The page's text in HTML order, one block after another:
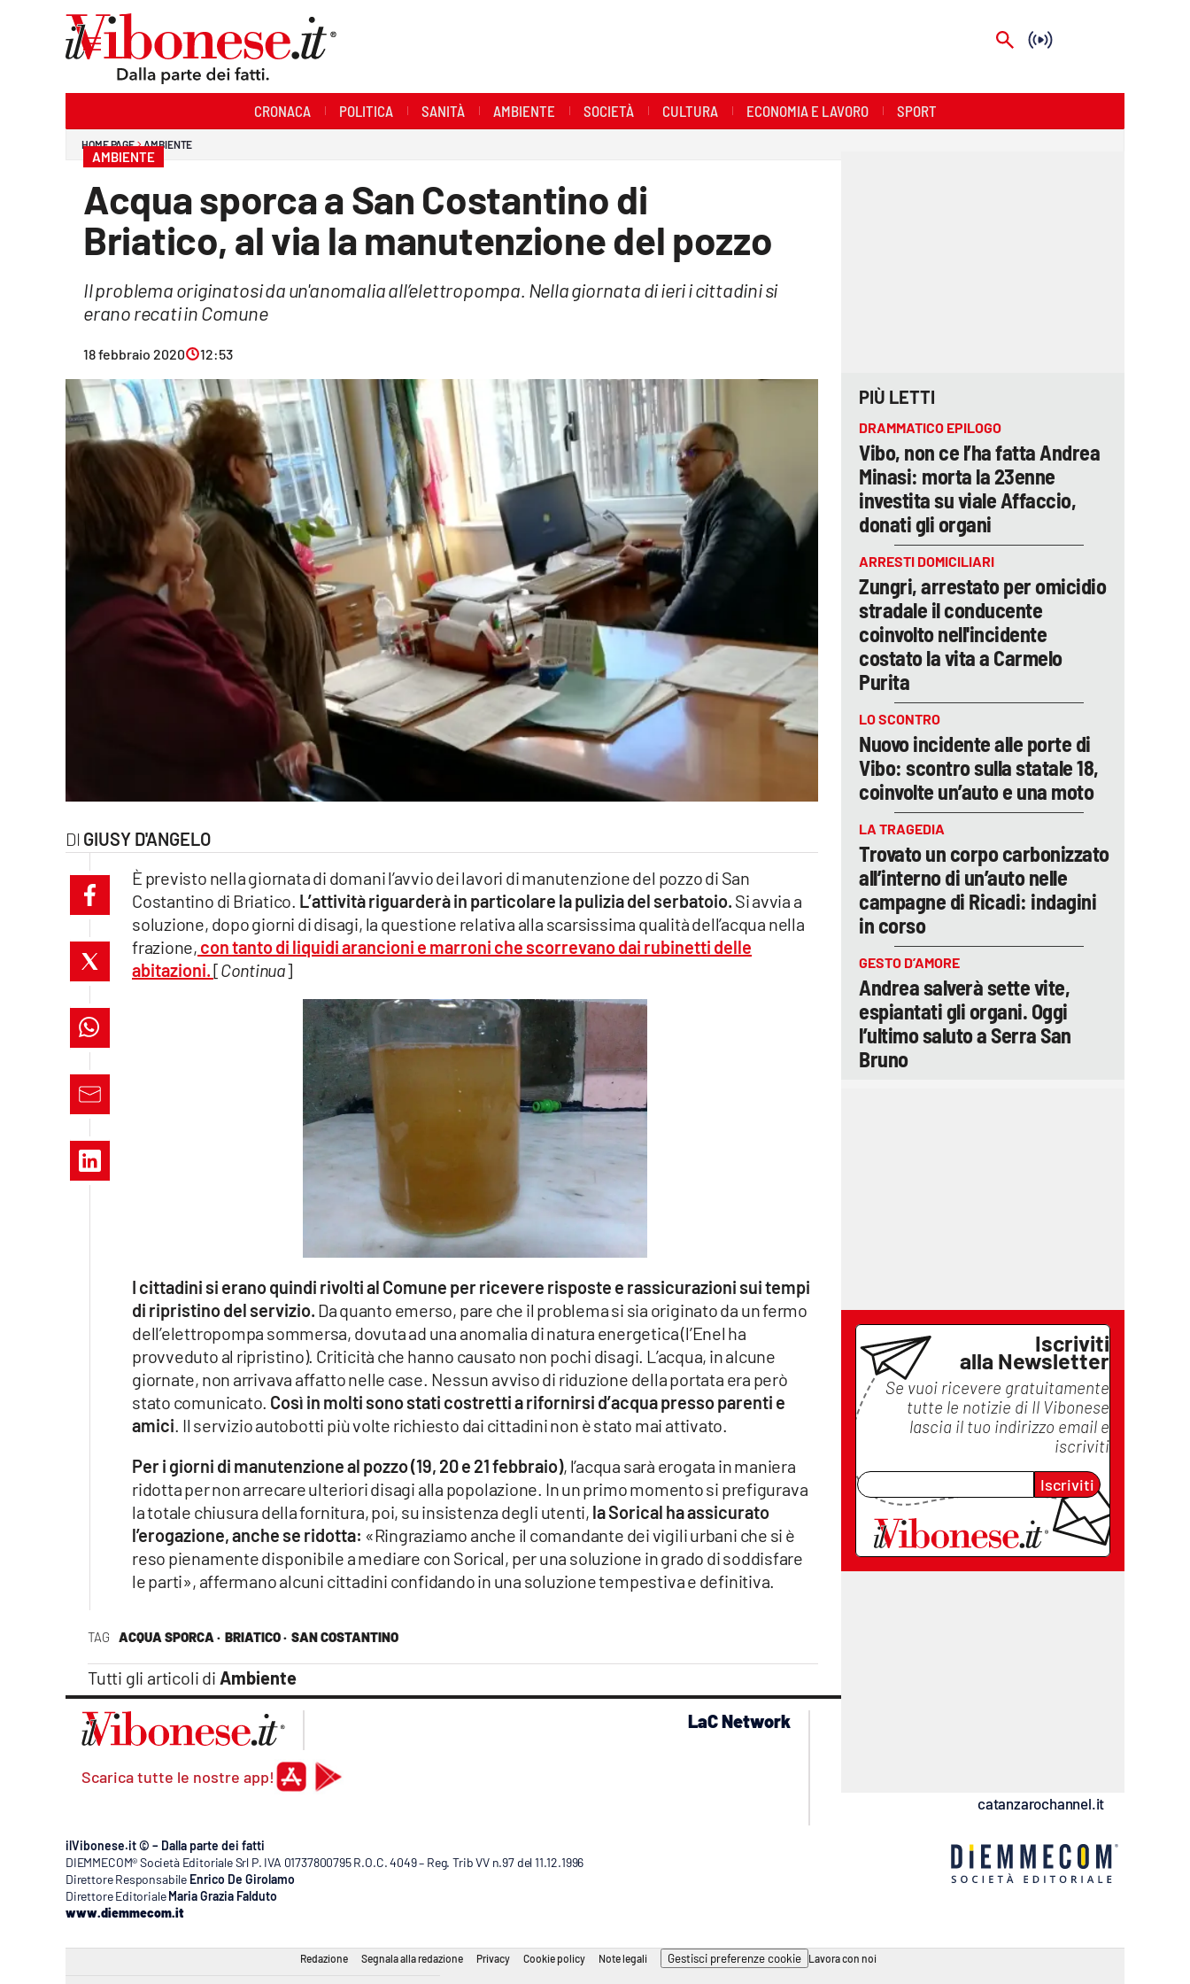
lacitymag.it
cosenzachannel.it
ilvibonese.it
catanzarochannel.it
lacapitalenews.it
Vai
CRONACA POLITICA SANITÀ AMBIENTE SOCIETÀ CULTURA ECONOMIA E LAVORO SPORT
HOME PAGE AMBIENTE
AMBIENTE
Acqua sporca a San Costantino di
Briatico, al via la manutenzione del pozzo
Il problema originatosi da un'anomalia all’elettropompa. Nella giornata di ieri i cittadini si
erano recati in Comune
18 febbraio 2020 12:53
GIUSY D'ANGELO
TAG ACQUA SPORCA · BRIATICO · SAN COSTANTINO
Tutti gli articoli di Ambiente
È previsto nella giornata di domani l’avvio dei lavori di manutenzione del pozzo di San
Costantino di Briatico. L’attività riguarderà in particolare la pulizia del serbatoio. Si avvia a
soluzione, dopo giorni di disagi, la questione relativa alla scarsissima qualità dell’acqua nella
frazione, con tanto di liquidi arancioni e marroni che scorrevano dai rubinetti delle
abitazioni.[Continua]
I cittadini si erano quindi rivolti al Comune per ricevere risposte e rassicurazioni sui tempi
di ripristino del servizio. Da quanto emerso, pare che il problema si sia originato da un fermo
dell’elettropompa sommersa, dovuta ad una anomalia di natura energetica (l’Enel ha
provveduto al ripristino). Criticità che hanno causato non pochi disagi. L’acqua, in alcune
giornate, non arrivava affatto nelle case. Nessun avviso di riduzione della portata era però
stato comunicato. Così in molti sono stati costretti a rifornirsi d’acqua presso parenti e
amici. Il servizio autobotti più volte richiesto dai cittadini non è stato mai attivato.
Per i giorni di manutenzione al pozzo (19, 20 e 21 febbraio), l’acqua sarà erogata in maniera
ridotta per non arrecare ulteriori disagi alla popolazione. In un primo momento si prefigurava
la totale chiusura della fornitura, poi, su insistenza degli utenti, la Sorical ha assicurato
l’erogazione, anche se ridotta: «Ringraziamo anche il comandante dei vigili urbani che si è
reso pienamente disponibile a mediare con Sorical, per una soluzione in grado di soddisfare
le parti», affermano alcuni cittadini confidando in una soluzione tempestiva e definitiva.
PIÙ LETTI
DRAMMATICO EPILOGO
Vibo, non ce l’ha fatta Andrea
Minasi: morta la 23enne
investita su viale Affaccio,
donati gli organi
ARRESTI DOMICILIARI
Zungri, arrestato per omicidio
stradale il conducente
coinvolto nell'incidente
costato la vita a Carmelo
Purita
LO SCONTRO
Nuovo incidente alle porte di
Vibo: scontro sulla statale 18,
coinvolte un’auto e una moto
LA TRAGEDIA
Trovato un corpo carbonizzato
all’interno di un’auto nelle
campagne di Ricadi: indagini
in corso
GESTO D’AMORE
Andrea salverà sette vite,
espiantati gli organi. Oggi
l’ultimo saluto a Serra San
Bruno
Iscriviti
alla Newsletter
Se vuoi ricevere gratuitamente
tutte le notizie di Il Vibonese
lascia il tuo indirizzo email e
iscriviti
Iscriviti
Scarica tutte le nostre app!
LaC Network
catanzarochannel.it
ilVibonese.it © – Dalla parte dei fatti
DIEMMECOM® Società Editoriale Srl P. IVA 01737800795 R.O.C. 4049 – Reg. Trib VV n.97 del 11.12.1996
Direttore Responsabile Enrico De Girolamo
Direttore Editoriale Maria Grazia Falduto
www.diemmecom.it
Redazione Segnala alla redazione Privacy Cookie policy Note legali Gestisci preferenze cookie Lavora con noi